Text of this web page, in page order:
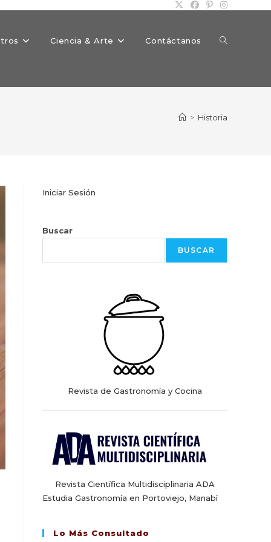
Ciencia & Arte Contáctanos Alternar
> Historia
Iniciar Sesión
Buscar
BUSCAR
Revista de Gastronomía y Cocina
Revista Científica Multidisciplinaria ADA
Estudia Gastronomía en Portoviejo, Manabí
Lo Más Consultado